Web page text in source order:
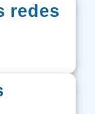
redes